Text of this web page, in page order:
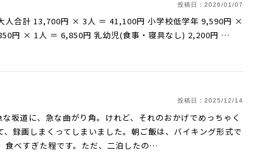
投稿日： 2026/01/07
合計 13,700円 × 3人 ＝ 41,100円 小学校低学年 9,590円 ×
円 × 1人 ＝ 6,850円 乳幼児(食事・寝具なし) 2,200円 …
投稿日： 2025/12/14
坂道に、急な曲がり角。けれど、それのおかげでめっちゃく
録画しまくってしまいました。朝ご飯は、バイキング形式で
食べすぎた程です。ただ、二泊したの…